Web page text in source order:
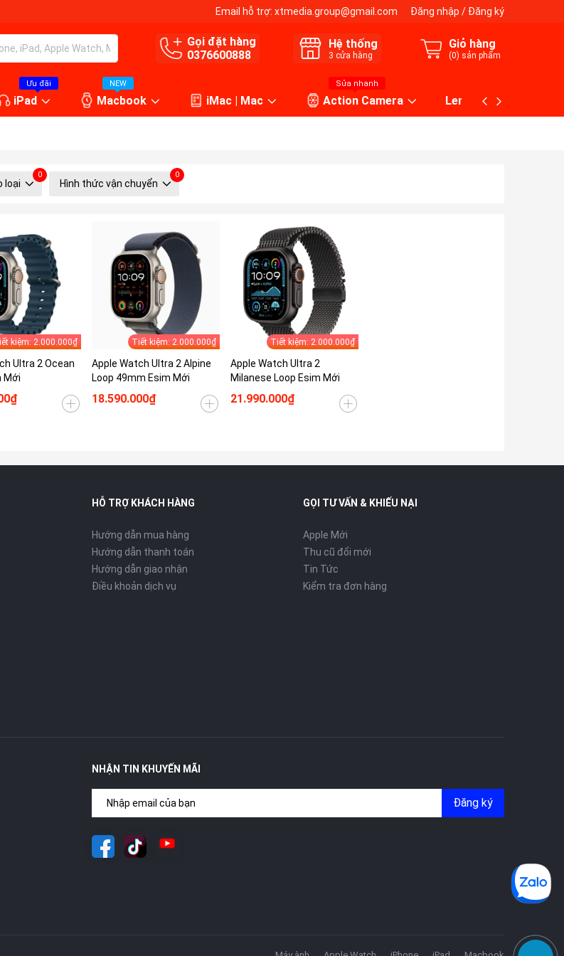
Email hỗ trợ: xtmedia.group@gmail.com Đăng nhập / Đăng ký
Gọi đặt hàng
0376600888
Hệ thống
3 cửa hàng
Giỏ hàng
(0) sản phẩm
Ưu đãi
iPad
NEW
Macbook iMac | Mac
Sửa nhanh
Action Camera Lens máy ảnh
loại
0
Hình thức vận chuyển
0
kiệm: 2.000.000₫
Ultra 2 Ocean
Mới
Tiết kiệm: 2.000.000₫
Apple Watch Ultra 2 Alpine
Loop 49mm Esim Mới
18.590.000₫
Tiết kiệm: 2.000.000₫
Apple Watch Ultra 2
Milanese Loop Esim Mới
21.990.000₫
HỖ TRỢ KHÁCH HÀNG
Hướng dẫn mua hàng
Hướng dẫn thanh toán
Hướng dẫn giao nhận
Điều khoản dịch vụ
GỌI TƯ VẤN & KHIẾU NẠI
Apple Mới
Thu cũ đổi mới
Tin Tức
Kiểm tra đơn hàng
NHẬN TIN KHUYẾN MÃI
Đăng ký